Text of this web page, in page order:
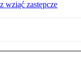
wziąć zastępcze